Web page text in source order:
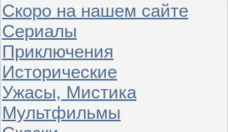
Скоро на нашем сайте
Сериалы
Приключения
Исторические
Ужасы, Мистика
Мультфильмы